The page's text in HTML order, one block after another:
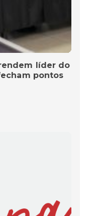
líder do
pontos